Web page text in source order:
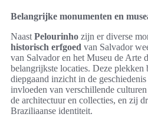
Belangrijke monumenten en
Naast Pelourinho zijn er diverse
historisch erfgoed van Salvador
van Salvador en het Museu de Arte
belangrijkste locaties. Deze plekken
diepgaand inzicht in de
invloeden van verschillende
de architectuur en collecties, en zij
Braziliaanse identiteit.